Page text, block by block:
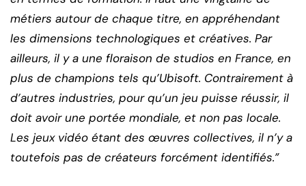
métiers autour de chaque titre, en appréhendant
les dimensions technologiques et créatives. Par
ailleurs, il y a une floraison de studios en France, en
plus de champions tels qu’Ubisoft. Contrairement à
d’autres industries, pour qu’un jeu puisse réussir, il
doit avoir une portée mondiale, et non pas locale.
Les jeux vidéo étant des œuvres collectives, il n’y a
toutefois pas de créateurs forcément identifiés.”